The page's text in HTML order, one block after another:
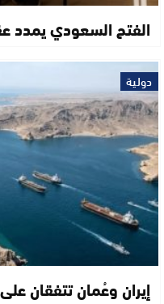
الفتح السعودي يمدد
دولية
إيران وعُمان تتفقان